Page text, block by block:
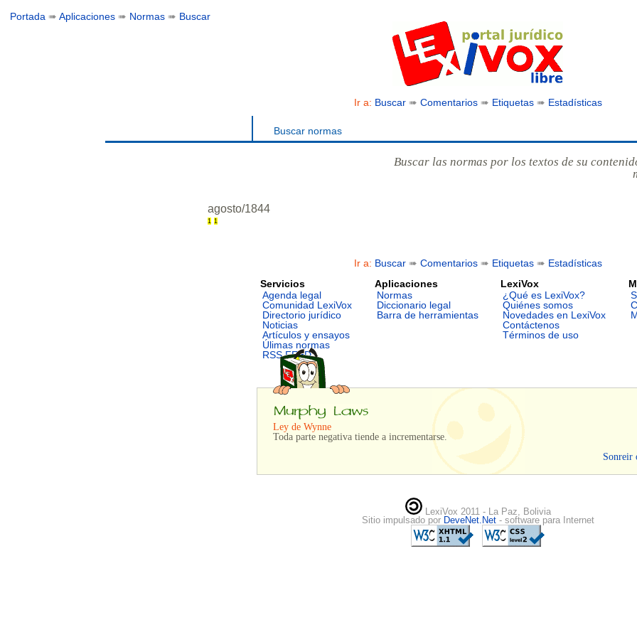
Portada ➠Aplicaciones ➠ Normas ➠ Buscar
Ir a: Buscar➠ Comentarios➠ Etiquetas➠ Estadísticas
Buscar normas
Buscar las normas por los textos de su
agosto/1844
1 1
Ir a: Buscar➠ Comentarios➠ Etiquetas➠ Estadísticas
Servicios
Agenda legal
Comunidad LexiVox
Directorio jurídico
Noticias
Artículos y ensayos
Úlimas normas
RSS FEED
Aplicaciones
Normas
Diccionario legal
Barra de herramientas
LexiVox
¿Qué es LexiVox?
Quiénes somos
Novedades en LexiVox
Contáctenos
Términos de uso
Ley de Wynne
Toda parte negativa tiende a incrementarse.
Sonreir
LexiVox 2011 - La Paz, Bolivia
Sitio impulsado por DeveNet.Net - software para Internet